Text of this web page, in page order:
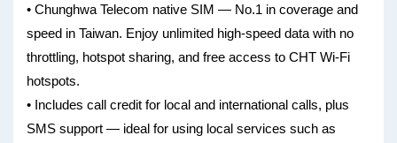
• Chunghwa Telecom native SIM — No.1 in coverage and
speed in Taiwan. Enjoy unlimited high-speed data with no
throttling, hotspot sharing, and free access to CHT Wi-Fi
hotspots.
• Includes call credit for local and international calls, plus
SMS support — ideal for using local services such as